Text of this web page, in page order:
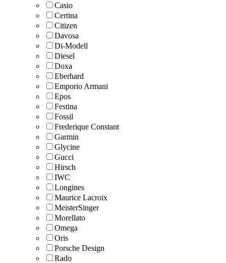
Casio
Certina
Citizen
Davosa
Di-Modell
Diesel
Doxa
Eberhard
Emporio Armani
Epos
Festina
Fossil
Frederique Constant
Garmin
Glycine
Gucci
Hirsch
IWC
Longines
Maurice Lacroix
MeisterSinger
Morellato
Omega
Oris
Porsche Design
Rado